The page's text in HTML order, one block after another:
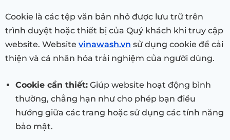
Cookie là các tệp văn bản nhỏ được lưu trữ trên
trình duyệt hoặc thiết bị của Quý khách khi truy cập
website. Website vinawash.vn sử dụng cookie để cải
thiện và cá nhân hóa trải nghiệm của người dùng.
Cookie cần thiết: Giúp website hoạt động bình
thường, chẳng hạn như cho phép bạn điều
hướng giữa các trang hoặc sử dụng các tính năng
bảo mật.